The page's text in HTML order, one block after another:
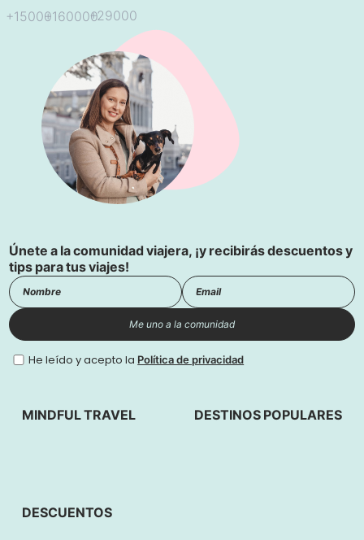
+15000+160000+29000
Únete a la comunidad viajera, ¡y recibirás descuentos y
tips para tus viajes!
Me uno a la comunidad
He leído y acepto la Política de privacidad
MINDFUL TRAVEL DESTINOS POPULARES
DESCUENTOS